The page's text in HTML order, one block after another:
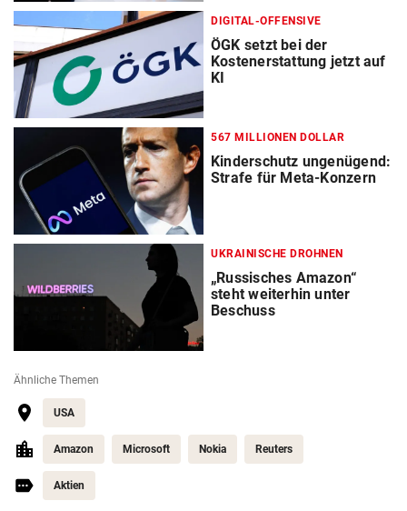
DIGITAL-OFFENSIVE
ÖGK setzt bei der
Kostenerstattung jetzt auf
KI
567 MILLIONEN DOLLAR
Kinderschutz ungenügend:
Strafe für Meta-Konzern
UKRAINISCHE DROHNEN
„Russisches Amazon“
steht weiterhin unter
Beschuss
Ähnliche Themen
USA
Amazon Microsoft Nokia Reuters
Aktien